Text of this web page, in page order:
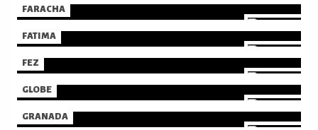
FARACHA
FATIMA
FEZ
GLOBE
GRANADA